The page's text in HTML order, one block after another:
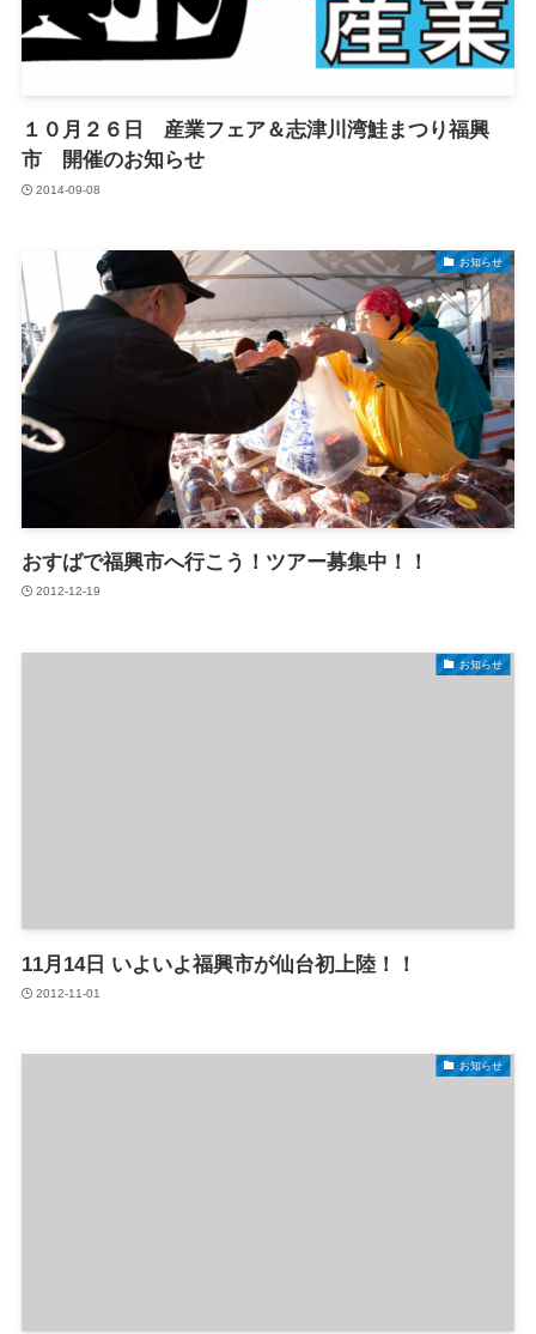
１０月２６日 産業フェア＆志津川湾鮭まつり福興
市 開催のお知らせ
2014-09-08
お知らせ
おすばで福興市へ行こう！ツアー募集中！！
2012-12-19
お知らせ
11月14日 いよいよ福興市が仙台初上陸！！
2012-11-01
お知らせ